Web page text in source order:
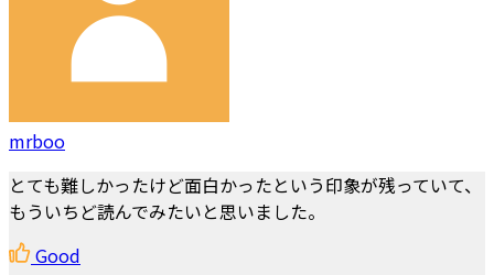
mrboo
とても難しかったけど面白かったという印象が残っていて、
もういちど読んでみたいと思いました。
Good